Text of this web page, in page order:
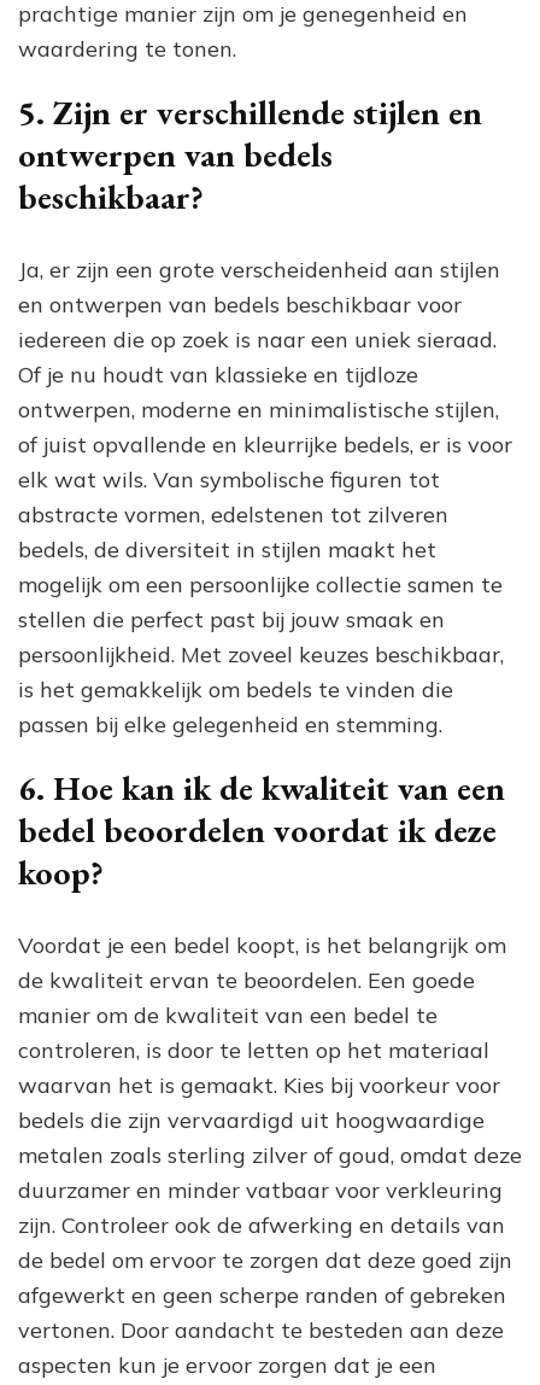
prachtige manier zijn om je genegenheid en
waardering te tonen.
5. Zijn er verschillende stijlen en
ontwerpen van bedels
beschikbaar?
Ja, er zijn een grote verscheidenheid aan stijlen
en ontwerpen van bedels beschikbaar voor
iedereen die op zoek is naar een uniek sieraad.
Of je nu houdt van klassieke en tijdloze
ontwerpen, moderne en minimalistische stijlen,
of juist opvallende en kleurrijke bedels, er is voor
elk wat wils. Van symbolische figuren tot
abstracte vormen, edelstenen tot zilveren
bedels, de diversiteit in stijlen maakt het
mogelijk om een persoonlijke collectie samen te
stellen die perfect past bij jouw smaak en
persoonlijkheid. Met zoveel keuzes beschikbaar,
is het gemakkelijk om bedels te vinden die
passen bij elke gelegenheid en stemming.
6. Hoe kan ik de kwaliteit van een
bedel beoordelen voordat ik deze
koop?
Voordat je een bedel koopt, is het belangrijk om
de kwaliteit ervan te beoordelen. Een goede
manier om de kwaliteit van een bedel te
controleren, is door te letten op het materiaal
waarvan het is gemaakt. Kies bij voorkeur voor
bedels die zijn vervaardigd uit hoogwaardige
metalen zoals sterling zilver of goud, omdat deze
duurzamer en minder vatbaar voor verkleuring
zijn. Controleer ook de afwerking en details van
de bedel om ervoor te zorgen dat deze goed zijn
afgewerkt en geen scherpe randen of gebreken
vertonen. Door aandacht te besteden aan deze
aspecten kun je ervoor zorgen dat je een